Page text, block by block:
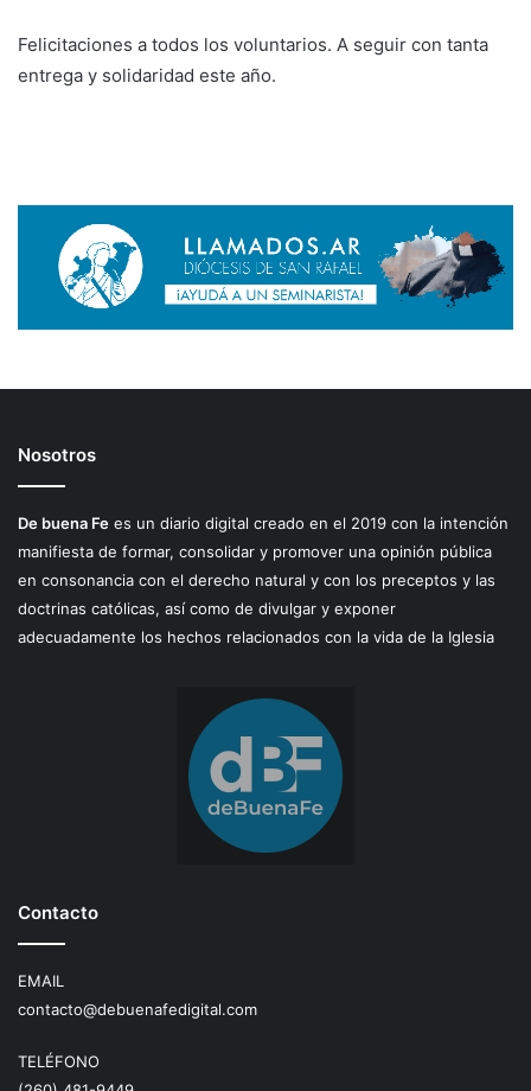
Felicitaciones a todos los voluntarios. A seguir con tanta
entrega y solidaridad este año.
Nosotros
De buena Fe es un diario digital creado en el 2019 con la intención
manifiesta de formar, consolidar y promover una opinión pública
en consonancia con el derecho natural y con los preceptos y las
doctrinas católicas, así como de divulgar y exponer
adecuadamente los hechos relacionados con la vida de la Iglesia
Contacto
EMAIL
contacto@debuenafedigital.com
TELÉFONO